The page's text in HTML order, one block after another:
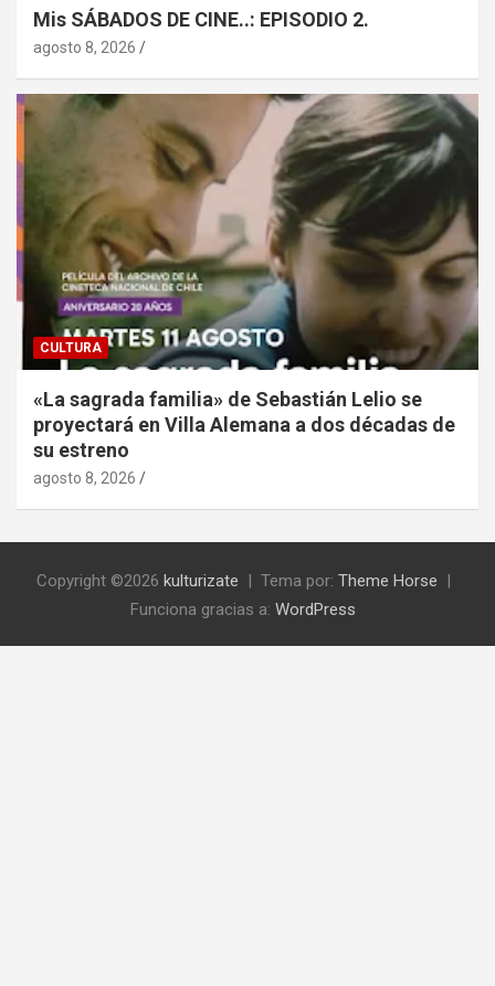
Mis SÁBADOS DE CINE..: EPISODIO 2.
agosto 8, 2026
CULTURA
«La sagrada familia» de Sebastián Lelio se
proyectará en Villa Alemana a dos décadas de
su estreno
agosto 8, 2026
Copyright ©2026 kulturizate Tema por: Theme Horse
Funciona gracias a: WordPress